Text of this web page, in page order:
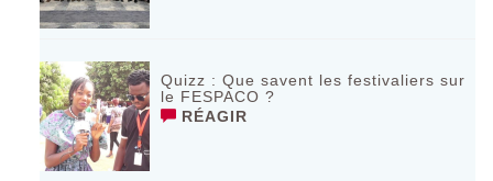
Quizz : Que savent les festivaliers sur
le FESPACO ?
RÉAGIR